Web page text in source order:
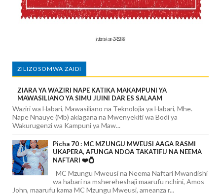
ZILIZOSOMWA ZAIDI
ZIARA YA WAZIRI NAPE KATIKA MAKAMPUNI YA
MAWASILIANO YA SIMU JIJINI DAR ES SALAAM
Waziri wa Habari, Mawasiliano na Teknolojia ya Habari, Mhe.
Nape Nnauye (Mb) akiagana na Mwenyekiti wa Bodi ya
Wakurugenzi wa Kampuni ya Maw...
Picha 70 : MC MZUNGU MWEUSI AAGA RASMI
UKAPERA, AFUNGA NDOA TAKATIFU NA NEEMA
NAFTARI ❤️💍
MC Mzungu Mweusi na Neema Naftari Mwandishi
wa habari na mshereheshaji maarufu nchini, Amos
John, maarufu kama MC Mzungu Mweusi, ameanza r...